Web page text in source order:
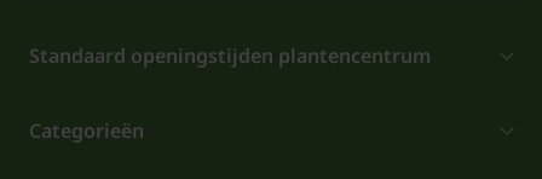
Standaard openingstijden plantencentrum
Categorieën